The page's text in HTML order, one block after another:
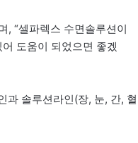
, “셀파렉스 수면솔루션이
도움이 되었으면 좋겠
과 솔루션라인(장, 눈, 간, 혈